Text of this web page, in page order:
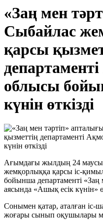
«Заң мен
Сыбайлас
қарсы
облысы
күнін өткізді
Ағымдағы жылдың 24
жемқорлыққа қарсы іс-
бойынша департаменті «Заң
аясында «Ашық есік күнін»
Сонымен қатар, аталған іс-
жоғары сынып оқушылары